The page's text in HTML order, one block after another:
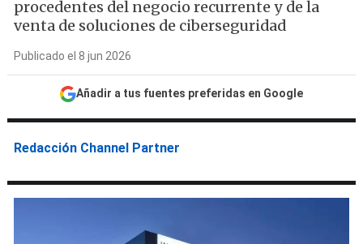
procedentes del negocio recurrente y de la
venta de soluciones de ciberseguridad
Publicado el 8 jun 2026
Añadir a tus fuentes preferidas en Google
Redacción Channel Partner